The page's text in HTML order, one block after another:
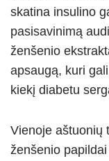
skatina insulino
pasisavinimą
ženšenio
apsaugą, kuri
kiekį diabetu
Vienoje aštuonių
ženšenio